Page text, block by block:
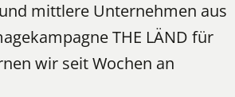
mittlere Unternehmen aus
THE LÄND für
wir seit Wochen an